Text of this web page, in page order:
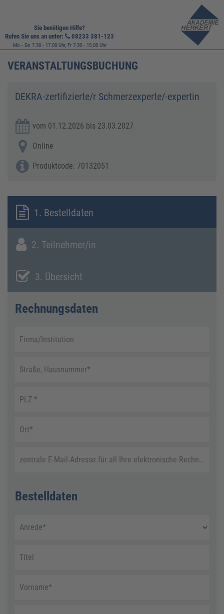
Sie benötigen Hilfe?
Rufen Sie uns an unter:
08233 381-123
Mo - Do 7.30 - 17.00 Uhr, Fr 7.30 - 15.00 Uhr
VERANSTALTUNGSBUCHUNG
DEKRA-zertifizierte/r Schmerzexperte/-expertin
vom 01.12.2026 bis 23.03.2027
Online
Produktcode: 70132051
1. Bestelldaten
2. Teilnehmer/in
3. Übersicht
Rechnungsdaten
Firma/Institution
Straße, Hausnummer*
PLZ *
Ort*
zentrale E-Mail-Adresse für all Ihre elektronische Rechnungen
Bestelldaten
Anrede*
Titel
Vorname*